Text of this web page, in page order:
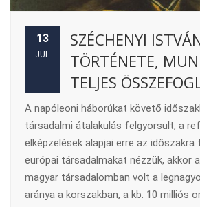
13
JUL
SZÉCHENYI
TÖRTÉNETE,
TELJES
A napóleoni háborúkat követő
társadalmi átalakulás felgyorsult, a
elképzelések alapjai erre az időszakra
európai társadalmakat nézzük, akkor
magyar társadalomban volt a
aránya a korszakban, a kb. 10 milliós